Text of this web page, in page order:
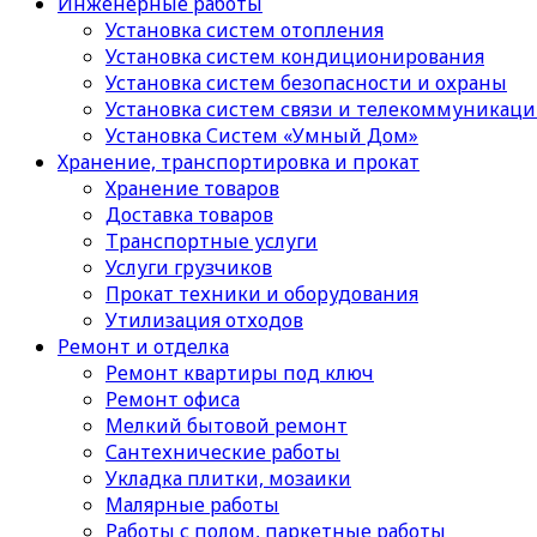
Установка систем отопления
Установка систем кондиционирования
Установка систем безопасности и охраны
Установка систем связи и
Установка Систем «Умный Дом»
Хранение, транспортировка и прокат
Хранение товаров
Доставка товаров
Транспортные услуги
Услуги грузчиков
Прокат техники и оборудования
Утилизация отходов
Ремонт и отделка
Ремонт квартиры под ключ
Ремонт офиса
Мелкий бытовой ремонт
Сантехнические работы
Укладка плитки, мозаики
Малярные работы
Работы с полом, паркетные работы